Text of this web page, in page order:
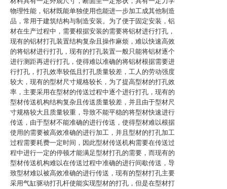
物理性能，铝材既能单独使用也能进一步加工成其他制造
品，常用于建筑结构与制造安装。为了便于固定安装，铝
材在生产过程中，需要根据安装的需要将铝材进行打孔，
现有的铝材打孔装置结构复杂且操作麻烦，难以快速高效
的将铝材进行打孔，现有的打孔装置一般只能将铝材逐个
进行测距再进行打孔，使得难以准确的将铝材根据需要进
行打孔，打孔效率较低且打孔质量较差，工人的劳动强度
较大，现有的型材尺寸规格较长，为了提高型材的打孔效
率，主要采用在型材的传送过程中逐个进行打孔，现有的
型材传送机构结构复杂且传送质量较差，并且由于型材尺
寸规格较大且质量较重，导致不能平稳的将型材快速进行
传送，由于型材不能准确的进行传送，使得型材难以根据
使用的需要被高效准确的进行加工，并且型材的打孔加工
过程需要耗费一定时间，因此型材传送机构需要在传送过
程中进行一定的停顿才能满足型材打孔的需要，而现有的
型材传送机构难以在传送过程中准确的进行间歇传送，导
致型材难以被高效准确的进行传送，现有的型材打孔主要
采用气缸驱动打孔杆使能实现型材的打孔，但是在型材打